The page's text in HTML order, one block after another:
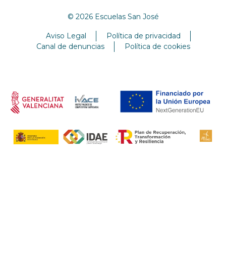
© 2026 Escuelas San José
Aviso Legal
Política de privacidad
Canal de denuncias
Política de cookies